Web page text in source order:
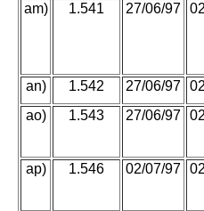
am) 1.541 27/06/97
an) 1.542 27/06/97
ao) 1.543 27/06/97
ap) 1.546 02/07/97